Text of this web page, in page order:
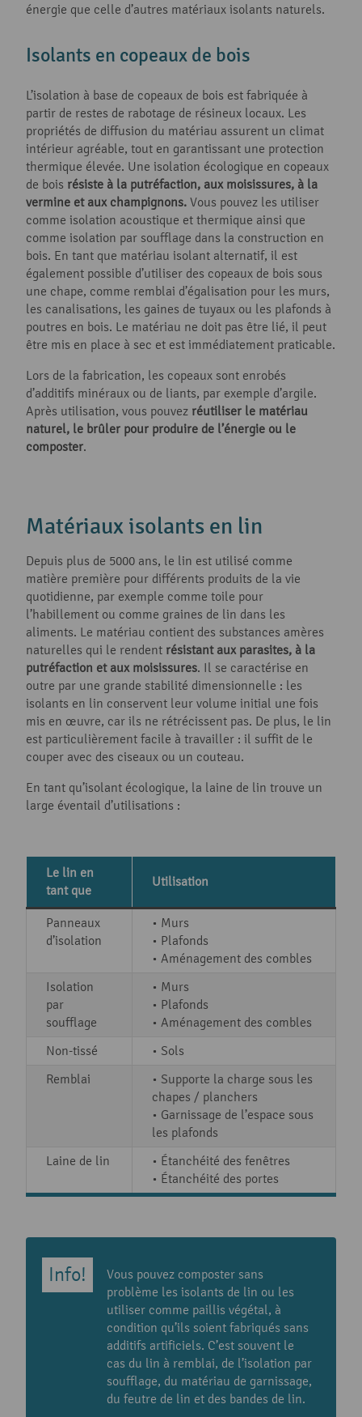
énergie que celle d’autres matériaux isolants naturels.
Isolants en copeaux de bois
L’isolation à base de copeaux de bois est fabriquée à
partir de restes de rabotage de résineux locaux. Les
propriétés de diffusion du matériau assurent un climat
intérieur agréable, tout en garantissant une protection
thermique élevée. Une isolation écologique en copeaux
de bois résiste à la putréfaction, aux moisissures, à la
vermine et aux champignons. Vous pouvez les utiliser
comme isolation acoustique et thermique ainsi que
comme isolation par soufflage dans la construction en
bois. En tant que matériau isolant alternatif, il est
également possible d’utiliser des copeaux de bois sous
une chape, comme remblai d’égalisation pour les murs,
les canalisations, les gaines de tuyaux ou les plafonds à
poutres en bois. Le matériau ne doit pas être lié, il peut
être mis en place à sec et est immédiatement praticable.
Lors de la fabrication, les copeaux sont enrobés
d’additifs minéraux ou de liants, par exemple d’argile.
Après utilisation, vous pouvez réutiliser le matériau
naturel, le brûler pour produire de l’énergie ou le
composter.
Matériaux isolants en lin
Depuis plus de 5000 ans, le lin est utilisé comme
matière première pour différents produits de la vie
quotidienne, par exemple comme toile pour
l’habillement ou comme graines de lin dans les
aliments. Le matériau contient des substances amères
naturelles qui le rendent résistant aux parasites, à la
putréfaction et aux moisissures. Il se caractérise en
outre par une grande stabilité dimensionnelle : les
isolants en lin conservent leur volume initial une fois
mis en œuvre, car ils ne rétrécissent pas. De plus, le lin
est particulièrement facile à travailler : il suffit de le
couper avec des ciseaux ou un couteau.
En tant qu’isolant écologique, la laine de lin trouve un
large éventail d’utilisations :
Le lin en
tant que
Utilisation
Panneaux
d’isolation
• Murs
• Plafonds
• Aménagement des combles
Isolation
par
soufflage
• Murs
• Plafonds
• Aménagement des combles
Non-tissé
• Sols
Remblai
• Supporte la charge sous les
chapes / planchers
• Garnissage de l’espace sous
les plafonds
Laine de lin
• Étanchéité des fenêtres
• Étanchéité des portes
Vous pouvez composter sans
problème les isolants de lin ou les
utiliser comme paillis végétal, à
condition qu’ils soient fabriqués sans
additifs artificiels. C’est souvent le
cas du lin à remblai, de l’isolation par
soufflage, du matériau de garnissage,
du feutre de lin et des bandes de lin.